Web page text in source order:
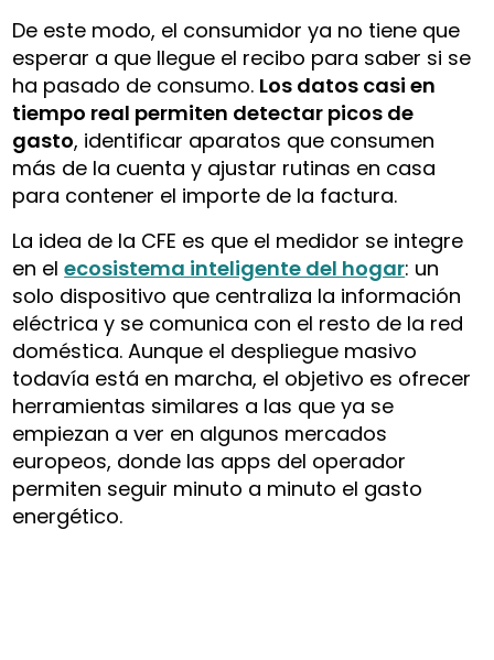
De este modo, el consumidor ya no tiene que
esperar a que llegue el recibo para saber si se
ha pasado de consumo. Los datos casi en
tiempo real permiten detectar picos de
gasto, identificar aparatos que consumen
más de la cuenta y ajustar rutinas en casa
para contener el importe de la factura.
La idea de la CFE es que el medidor se integre
en elecosistema inteligente del hogar: un
solo dispositivo que centraliza la información
eléctrica y se comunica con el resto de la red
doméstica. Aunque el despliegue masivo
todavía está en marcha, el objetivo es ofrecer
herramientas similares a las que ya se
empiezan a ver en algunos mercados
europeos, donde las apps del operador
permiten seguir minuto a minuto el gasto
energético.